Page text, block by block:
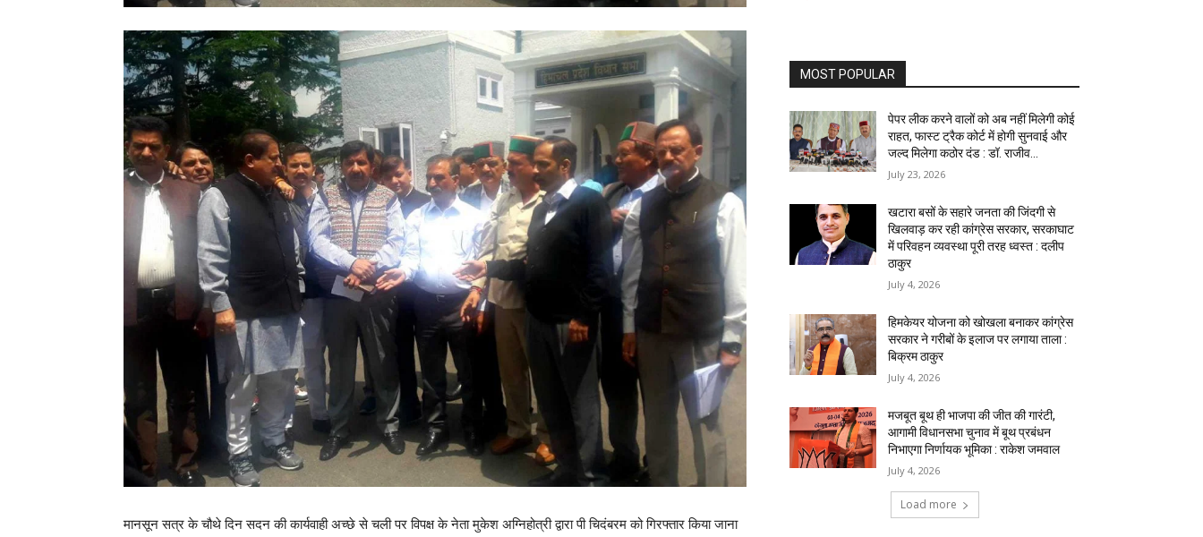
मानसून सत्र के चौथे दिन सदन की कार्यवाही अच्छे से चली पर विपक्ष के नेता मुकेश अग्निहोत्री द्वारा पी चिदंबरम को गिरफ्तार किया जाना
MOST POPULAR
पेपर लीक करने वालों को अब नहीं मिलेगी कोई
राहत, फास्ट ट्रैक कोर्ट में होगी सुनवाई और
जल्द मिलेगा कठोर दंड : डॉ. राजीव...
July 23, 2026
खटारा बसों के सहारे जनता की जिंदगी से
खिलवाड़ कर रही कांग्रेस सरकार, सरकाघाट
में परिवहन व्यवस्था पूरी तरह ध्वस्त : दलीप
ठाकुर
July 4, 2026
हिमकेयर योजना को खोखला बनाकर कांग्रेस
सरकार ने गरीबों के इलाज पर लगाया ताला :
बिक्रम ठाकुर
July 4, 2026
मजबूत बूथ ही भाजपा की जीत की गारंटी,
आगामी विधानसभा चुनाव में बूथ प्रबंधन
निभाएगा निर्णायक भूमिका : राकेश जमवाल
July 4, 2026
Load more